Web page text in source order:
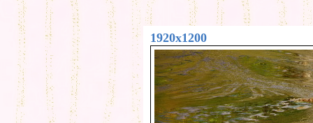
1920x1200